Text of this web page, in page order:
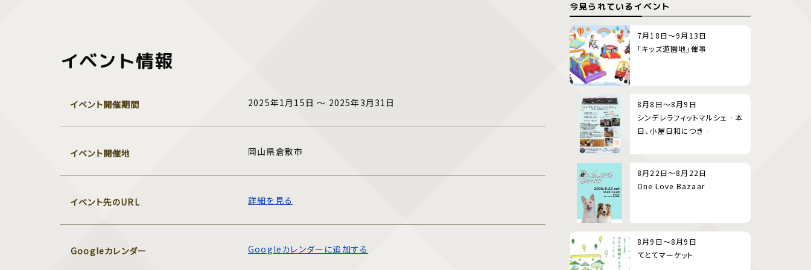
イベント情報
イベント開催期間 2025年1月15日 ～ 2025年3月31日
イベント開催地 岡山県倉敷市
イベント先のURL 詳細を見る
Googleカレンダー Googleカレンダーに追加する
今見られているイベント
7月18日～9月13日
「キッズ遊園地」催事
8月8日～8月9日
シンデレラフィットマルシェ‐本
日、小屋日和につき‐
8月22日～8月22日
One Love Bazaar
8月9日～8月9日
てとてマーケット